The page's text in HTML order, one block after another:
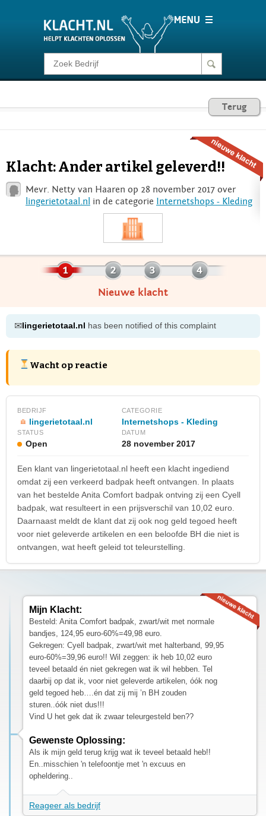
Klacht melden
Consumentenrecht Terug
Klacht: Ander artikel geleverd!!
Mevr. Netty van Haaren op 28 november 2017 over
lingerietotaal.nl in de categorie Internetshops - Kleding
Nieuwe klacht
✉lingerietotaal.nl has been notified of this complaint
Wacht op reactie
BEDRIJF
lingerietotaal.nl
CATEGORIE
Internetshops - Kleding
STATUS
Open
DATUM
28 november 2017
Een klant van lingerietotaal.nl heeft een klacht ingediend
omdat zij een verkeerd badpak heeft ontvangen. In plaats
van het bestelde Anita Comfort badpak ontving zij een Cyell
badpak, wat resulteert in een prijsverschil van 10,02 euro.
Daarnaast meldt de klant dat zij ook nog geld tegoed heeft
voor niet geleverde artikelen en een beloofde BH die niet is
ontvangen, wat heeft geleid tot teleurstelling.
Mijn Klacht:
Besteld: Anita Comfort badpak, zwart/wit met normale
bandjes, 124,95 euro-60%=49,98 euro.
Gekregen: Cyell badpak, zwart/wit met halterband, 99,95
euro-60%=39,96 euro!! Wil zeggen: ik heb 10,02 euro
teveel betaald én niet gekregen wat ik wil hebben. Tel
daarbij op dat ik, voor niet geleverde artikelen, óók nog
geld tegoed heb….én dat zij mij ’n BH zouden
sturen..óók niet dus!!!
Vind U het gek dat ik zwaar teleurgesteld ben??
Gewenste Oplossing:
Als ik mijn geld terug krijg wat ik teveel betaald heb!!
En..misschien 'n telefoontje met 'n excuus en
opheldering..
Reageer als bedrijf